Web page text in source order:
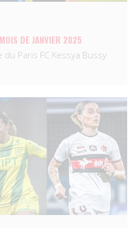
DE JANVIER 2025
Paris FC Kessya Bussy